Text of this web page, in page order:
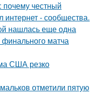
почему честный
интернет - сообщества.
нашлась еще одна
матча
США резко
отметили пятую